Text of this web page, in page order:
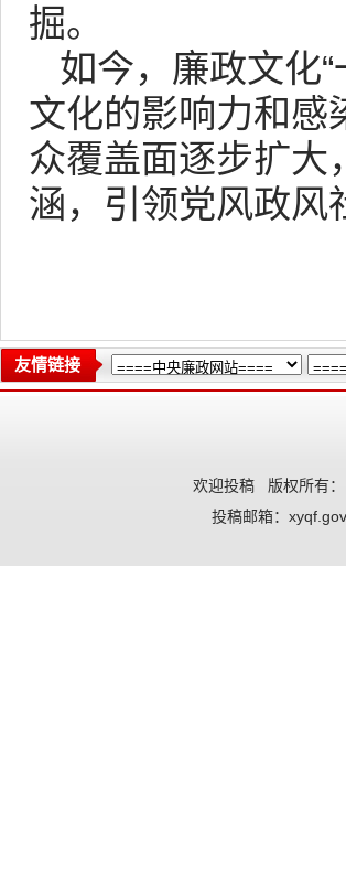
掘。
如今，廉政文化
文化的影响力和感
众覆盖面逐步扩大
涵，引领党风政风
友情链接
欢迎投稿 版权所有
投稿邮箱：